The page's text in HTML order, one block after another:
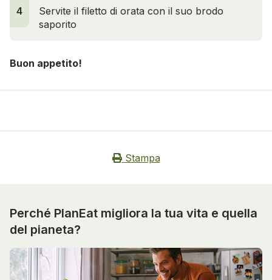
4
Servite il filetto di orata con il suo brodo
saporito
Buon appetito!
Stampa
Perché PlanEat migliora la tua vita e quella
del pianeta?